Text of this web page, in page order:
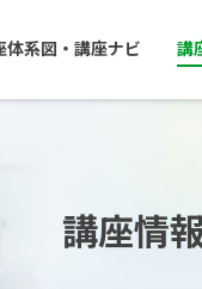
体系図・講座ナビ 講
講座情